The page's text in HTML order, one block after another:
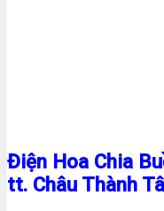
Điện Hoa Chia
tt. Châu Thành